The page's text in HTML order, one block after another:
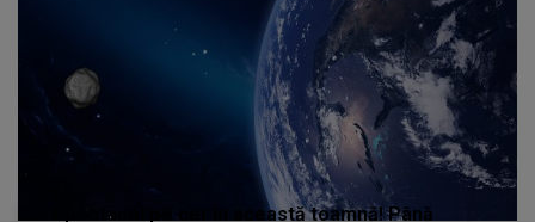
Spectacol pe cer în această toamnă! Până